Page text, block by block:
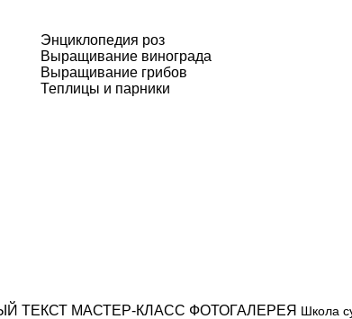
Энциклопедия роз
Выращивание винограда
Выращивание грибов
Теплицы и парники
ТЕКСТ МАСТЕР-КЛАСС ФОТОГАЛЕРЕЯ Школа